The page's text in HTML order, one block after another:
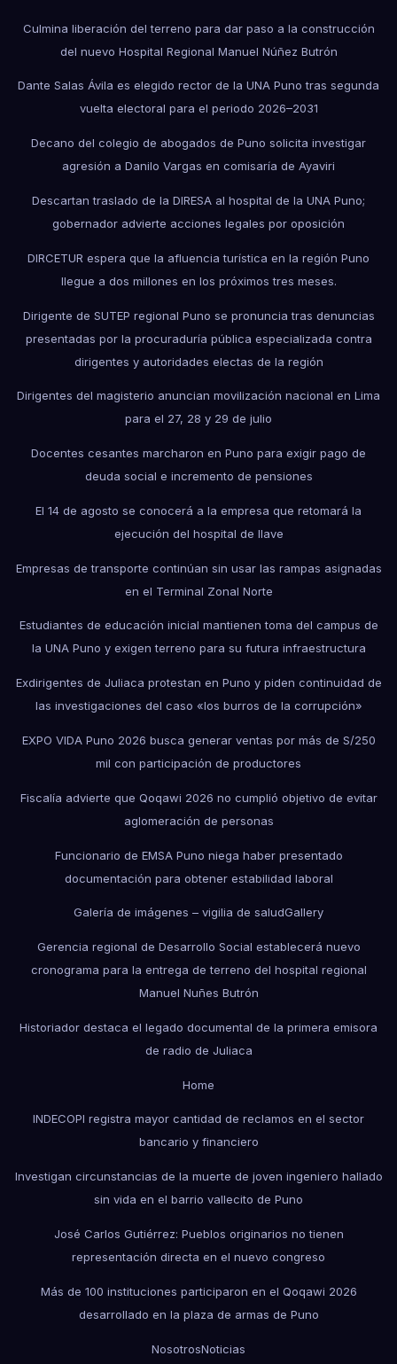
Culmina liberación del terreno para dar paso a la construcción
del nuevo Hospital Regional Manuel Núñez Butrón
Dante Salas Ávila es elegido rector de la UNA Puno tras segunda
vuelta electoral para el periodo 2026–2031
Decano del colegio de abogados de Puno solicita investigar
agresión a Danilo Vargas en comisaría de Ayaviri
Descartan traslado de la DIRESA al hospital de la UNA Puno;
gobernador advierte acciones legales por oposición
DIRCETUR espera que la afluencia turística en la región Puno
llegue a dos millones en los próximos tres meses.
Dirigente de SUTEP regional Puno se pronuncia tras denuncias
presentadas por la procuraduría pública especializada contra
dirigentes y autoridades electas de la región
Dirigentes del magisterio anuncian movilización nacional en Lima
para el 27, 28 y 29 de julio
Docentes cesantes marcharon en Puno para exigir pago de
deuda social e incremento de pensiones
El 14 de agosto se conocerá a la empresa que retomará la
ejecución del hospital de Ilave
Empresas de transporte continúan sin usar las rampas asignadas
en el Terminal Zonal Norte
Estudiantes de educación inicial mantienen toma del campus de
la UNA Puno y exigen terreno para su futura infraestructura
Exdirigentes de Juliaca protestan en Puno y piden continuidad de
las investigaciones del caso «los burros de la corrupción»
EXPO VIDA Puno 2026 busca generar ventas por más de S/250
mil con participación de productores
Fiscalía advierte que Qoqawi 2026 no cumplió objetivo de evitar
aglomeración de personas
Funcionario de EMSA Puno niega haber presentado
documentación para obtener estabilidad laboral
Galería de imágenes – vigilia de saludGallery
Gerencia regional de Desarrollo Social establecerá nuevo
cronograma para la entrega de terreno del hospital regional
Manuel Nuñes Butrón
Historiador destaca el legado documental de la primera emisora
de radio de Juliaca
Home
INDECOPI registra mayor cantidad de reclamos en el sector
bancario y financiero
Investigan circunstancias de la muerte de joven ingeniero hallado
sin vida en el barrio vallecito de Puno
José Carlos Gutiérrez: Pueblos originarios no tienen
representación directa en el nuevo congreso
Más de 100 instituciones participaron en el Qoqawi 2026
desarrollado en la plaza de armas de Puno
NosotrosNoticias